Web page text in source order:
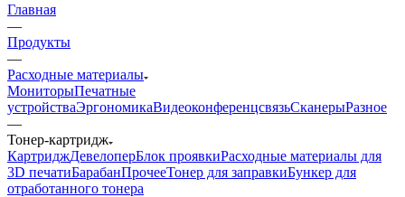
Главная
—
Продукты
—
Расходные материалы
МониторыПечатные
устройстваЭргономикаВидеоконференцсвязьСканерыРазное
—
Тонер-картридж
КартриджДевелоперБлок проявкиРасходные материалы для
3D печатиБарабанПрочееТонер для заправкиБункер для
отработанного тонера